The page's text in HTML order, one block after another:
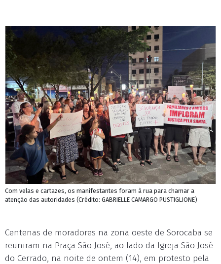
Com velas e cartazes, os manifestantes foram à rua para chamar a
atenção das autoridades (Crédito: GABRIELLE CAMARGO PUSTIGLIONE)
Centenas de moradores na zona oeste de Sorocaba se
reuniram na Praça São José, ao lado da Igreja São José
do Cerrado, na noite de ontem (14), em protesto pela